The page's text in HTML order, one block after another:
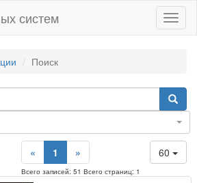
систем
Поиск
60
« 1 »
Всего записей: 51 Всего страниц: 1